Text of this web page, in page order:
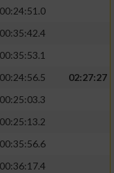
00:24:51.0
00:35:42.4
00:35:53.1
00:24:56.5
02:27:27
00:25:03.3
00:25:13.2
00:35:56.6
00:36:17.4